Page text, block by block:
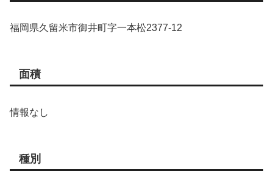
福岡県久留米市御井町字一本松2377-12
面積
情報なし
種別